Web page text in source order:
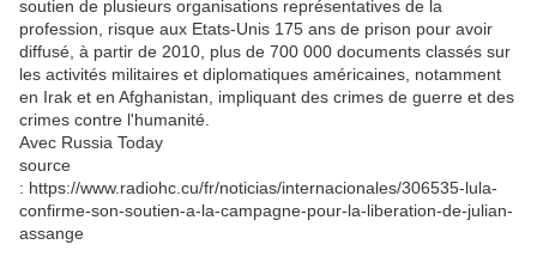
soutien de plusieurs organisations représentatives de la
profession, risque aux Etats-Unis 175 ans de prison pour avoir
diffusé, à partir de 2010, plus de 700 000 documents classés sur
les activités militaires et diplomatiques américaines, notamment
en Irak et en Afghanistan, impliquant des crimes de guerre et des
crimes contre l'humanité.
Avec Russia Today
source
: https://www.radiohc.cu/fr/noticias/internacionales/306535-lula-
confirme-son-soutien-a-la-campagne-pour-la-liberation-de-julian-
assange